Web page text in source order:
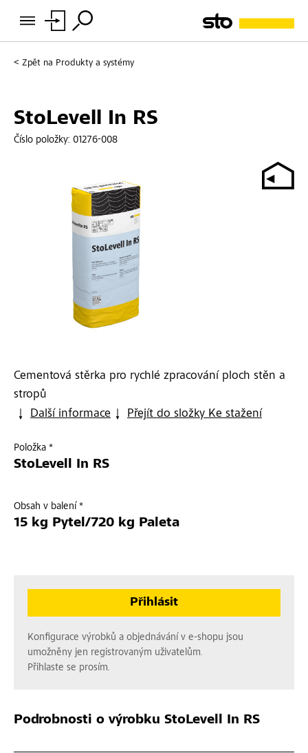
Zpět na Produkty a systémy
StoLevell In RS
Číslo položky: 01276-008
Cementová stěrka pro rychlé zpracování ploch stěn a
stropů
Další informace
Přejít do složky Ke stažení
Položka *
StoLevell In RS
Obsah v balení *
15 kg Pytel/720 kg Paleta
Přihlásit
Konfigurace výrobků a objednávání v e-shopu jsou
umožněny jen registrovaným uživatelům.
Přihlaste se prosím.
Podrobnosti o výrobku StoLevell In RS